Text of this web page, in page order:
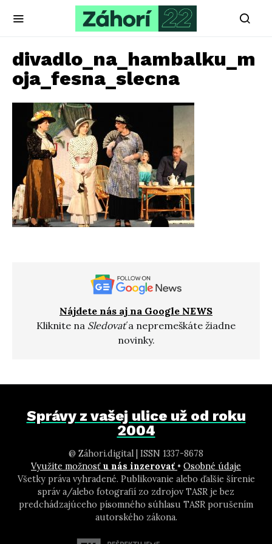
divadlo_na_hambalku_m
oja_fesna_slecna
Nájdete nás aj na Google NEWS
Kliknite na Sledovaťa nepremeškáte žiadne
novinky.
Správy z vašej ulice už od roku
2004
@ Záhori.digital | ISSN 1337-8678
Využite možnosť u nás inzerovať • Osobné údaje
Všetky práva vyhradené. Publikovanie alebo ďalšie šírenie
správ a/alebo fotografií zo zdrojov TASR je bez
predchádzajúceho písomného súhlasu TASR porušením
autorského zákona.